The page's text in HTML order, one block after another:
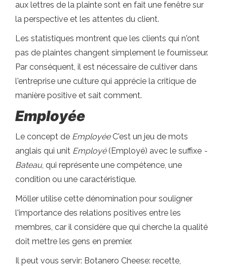
aux lettres de la plainte sont en fait une fenêtre sur
la perspective et les attentes du client.
Les statistiques montrent que les clients qui n'ont
pas de plaintes changent simplement le fournisseur.
Par conséquent, il est nécessaire de cultiver dans
l'entreprise une culture qui apprécie la critique de
manière positive et sait comment.
Employée
Le concept de EmployéeC'est un jeu de mots
anglais qui unit Employé(Employé) avec le suffixe -
Bateau , qui représente une compétence, une
condition ou une caractéristique.
Möller utilise cette dénomination pour souligner
l'importance des relations positives entre les
membres, car il considère que qui cherche la qualité
doit mettre les gens en premier.
Il peut vous servir: Botanero Cheese: recette,